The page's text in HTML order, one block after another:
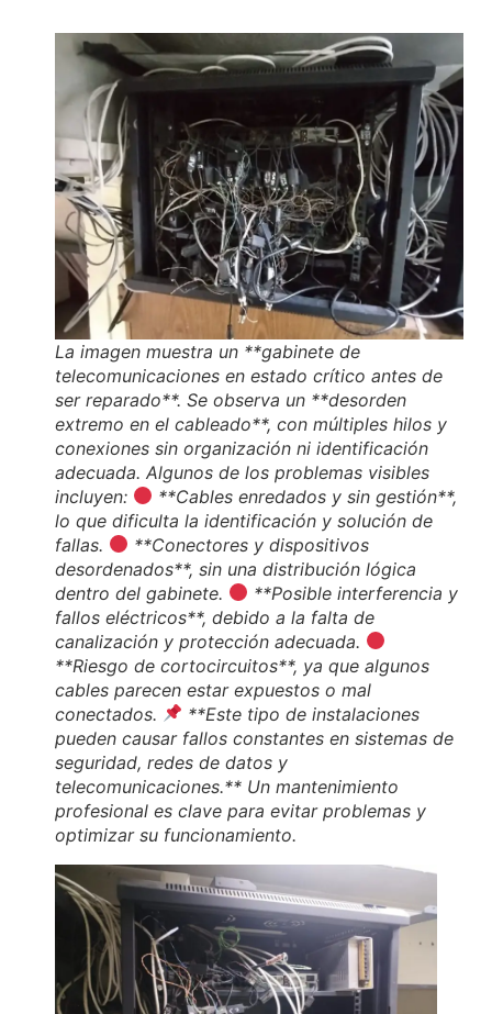
La imagen muestra un **gabinete de
telecomunicaciones en estado crítico antes de
ser reparado**. Se observa un **desorden
extremo en el cableado**, con múltiples hilos y
conexiones sin organización ni identificación
adecuada. Algunos de los problemas visibles
incluyen:
**Cables enredados y sin gestión**,
lo que dificulta la identificación y solución de
fallas.
**Conectores y dispositivos
desordenados**, sin una distribución lógica
dentro del gabinete.
**Posible interferencia y
fallos eléctricos**, debido a la falta de
canalización y protección adecuada.
**Riesgo de cortocircuitos**, ya que algunos
cables parecen estar expuestos o mal
conectados.
**Este tipo de instalaciones
pueden causar fallos constantes en sistemas de
seguridad, redes de datos y
telecomunicaciones.** Un mantenimiento
profesional es clave para evitar problemas y
optimizar su funcionamiento.